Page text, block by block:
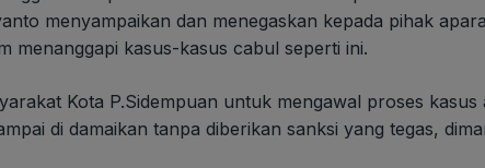
menyampaikan dan menegaskan kepada pihak
menanggapi kasus-kasus cabul seperti ini.
Kota P.Sidempuan untuk mengawal proses
di damaikan tanpa diberikan sanksi yang tegas,